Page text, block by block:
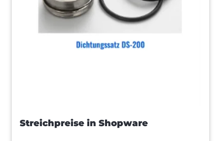
Streichpreise in Shopware